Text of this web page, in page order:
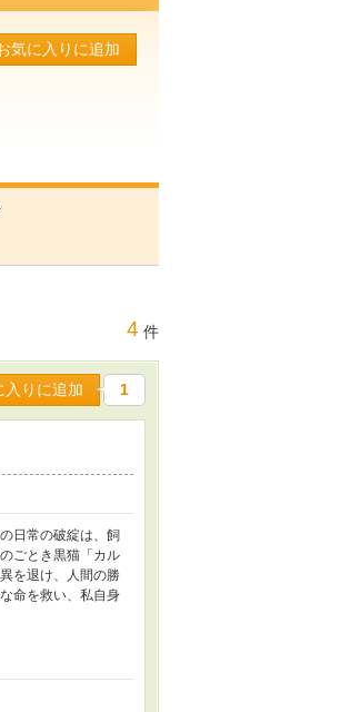
気に入りに追加
4 件
入りに追加 1
日常の破綻は、飼
ごとき黒猫「カル
を退け、人間の勝
命を救い、私自身